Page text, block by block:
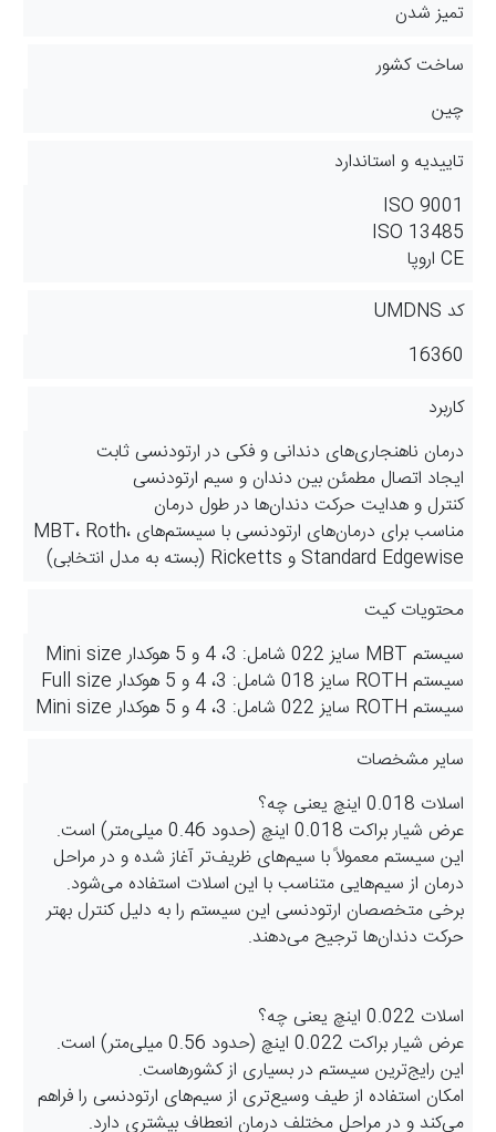
تمیز شدن
ساخت کشور
چین
تاییدیه و استاندارد
ISO 9001
ISO 13485
CE اروپا
کد UMDNS
16360
کاربرد
درمان ناهنجاری‌های دندانی و فکی در ارتودنسی ثابت
ایجاد اتصال مطمئن بین دندان و سیم ارتودنسی
کنترل و هدایت حرکت دندان‌ها در طول درمان
مناسب برای درمان‌های ارتودنسی با سیستم‌های MBT، Roth،
Standard Edgewise و Ricketts (بسته به مدل انتخابی)
محتویات کیت
سیستم MBT سایز 022 شامل: 3، 4 و 5 هوکدار Mini size
سیستم ROTH سایز 018 شامل: 3، 4 و 5 هوکدار Full size
سیستم ROTH سایز 022 شامل: 3، 4 و 5 هوکدار Mini size
سایر مشخصات
اسلات 0.018 اینچ یعنی چه؟
عرض شیار براکت 0.018 اینچ (حدود 0.46 میلی‌متر) است.
این سیستم معمولاً با سیم‌های ظریف‌تر آغاز شده و در مراحل
درمان از سیم‌هایی متناسب با این اسلات استفاده می‌شود.
برخی متخصصان ارتودنسی این سیستم را به دلیل کنترل بهتر
حرکت دندان‌ها ترجیح می‌دهند.
اسلات 0.022 اینچ یعنی چه؟
عرض شیار براکت 0.022 اینچ (حدود 0.56 میلی‌متر) است.
این رایج‌ترین سیستم در بسیاری از کشورهاست.
امکان استفاده از طیف وسیع‌تری از سیم‌های ارتودنسی را فراهم
می‌کند و در مراحل مختلف درمان انعطاف بیشتری دارد.